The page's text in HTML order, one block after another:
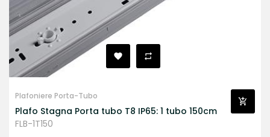
Plafoniere Porta-Tubo
Plafo Stagna Porta tubo T8 IP65: 1 tubo 150cm
FLB-1T150